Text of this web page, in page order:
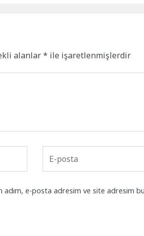
alanlar* ile işaretlenmişlerdir
adım, e-posta adresim ve site adresim